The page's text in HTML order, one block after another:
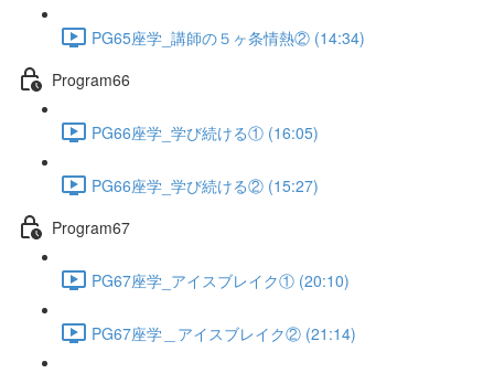
PG65座学_講師の５ヶ条情熱② (14:34)
Program66
PG66座学_学び続ける① (16:05)
PG66座学_学び続ける② (15:27)
Program67
PG67座学_アイスブレイク① (20:10)
PG67座学＿アイスブレイク② (21:14)